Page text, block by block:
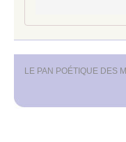
LE PAN POÉTIQUE DES